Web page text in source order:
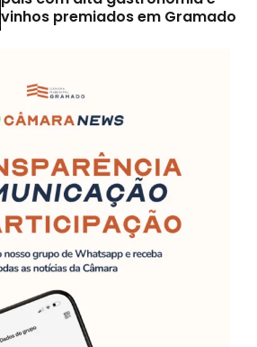
vinhos premiados em Gramado